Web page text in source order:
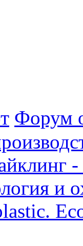
Форум
и